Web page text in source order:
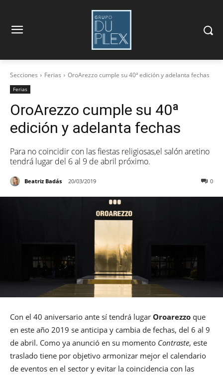
Secciones Ferias OroArezzo cumple su 40ª edición y adelanta fechas
Ferias
OroArezzo cumple su 40ª
edición y adelanta fechas
Para no coincidir con las fiestas religiosas,el salón aretino
tendrá lugar del 6 al 9 de abril próximo.
Beatriz Badás 20/03/2019 0
Con el 40 aniversario ante sí tendrá lugar Oroarezzo que
en este año 2019 se anticipa y cambia de fechas, del 6 al 9
de abril. Como ya anunció en su momento Contraste, este
traslado tiene por objetivo armonizar mejor el calendario
de eventos en el sector y evitar la coincidencia con las